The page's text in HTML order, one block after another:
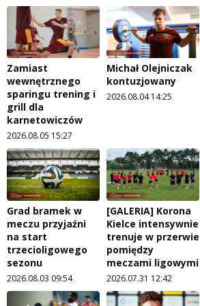
Zamiast
wewnętrznego
sparingu trening i
grill dla
karnetowiczów
2026.08.05 15:27
Michał Olejniczak
kontuzjowany
2026.08.04 14:25
Grad bramek w
meczu przyjaźni
na start
trzecioligowego
sezonu
2026.08.03 09:54
[GALERIA] Korona
Kielce intensywnie
trenuje w przerwie
pomiędzy
meczami ligowymi
2026.07.31 12:42